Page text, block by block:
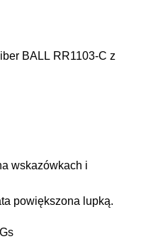
BALL RR1103-C z
wskazówkach i
powiększona lupką.